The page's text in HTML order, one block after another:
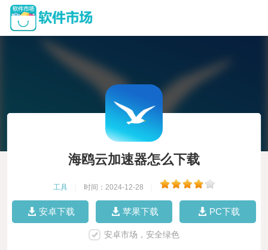
海鸥云加速器怎么下载
工具 时间：2024-12-28
安卓下载 苹果下载 PC下载
安卓市场，安全绿色